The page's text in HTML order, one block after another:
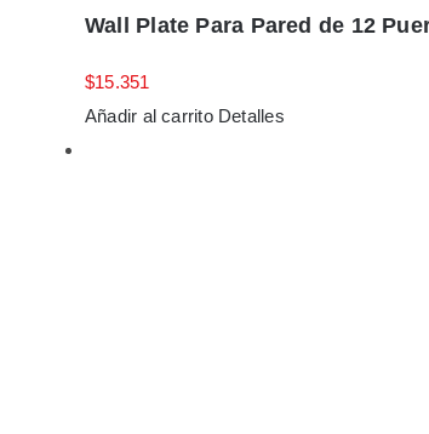
Wall Plate Para Pared de 12
$15.351
Añadir al carrito Detalles